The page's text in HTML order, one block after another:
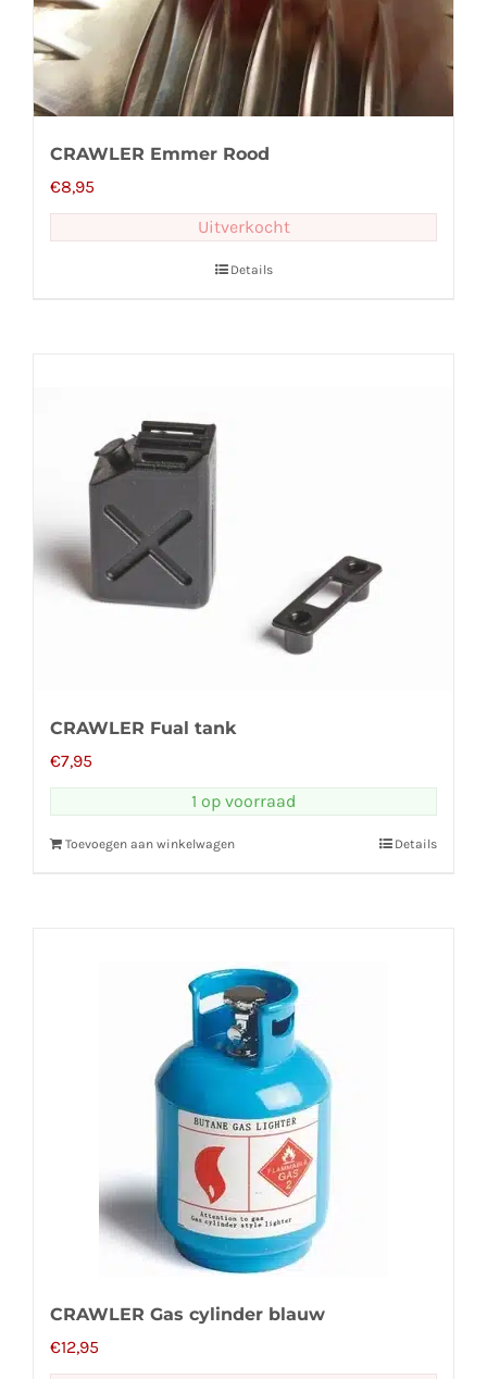
CRAWLER Emmer Rood
€8,95
Uitverkocht
Details
CRAWLER Fual tank
€7,95
1 op voorraad
Toevoegen aan winkelwagen Details
CRAWLER Gas cylinder blauw
€12,95